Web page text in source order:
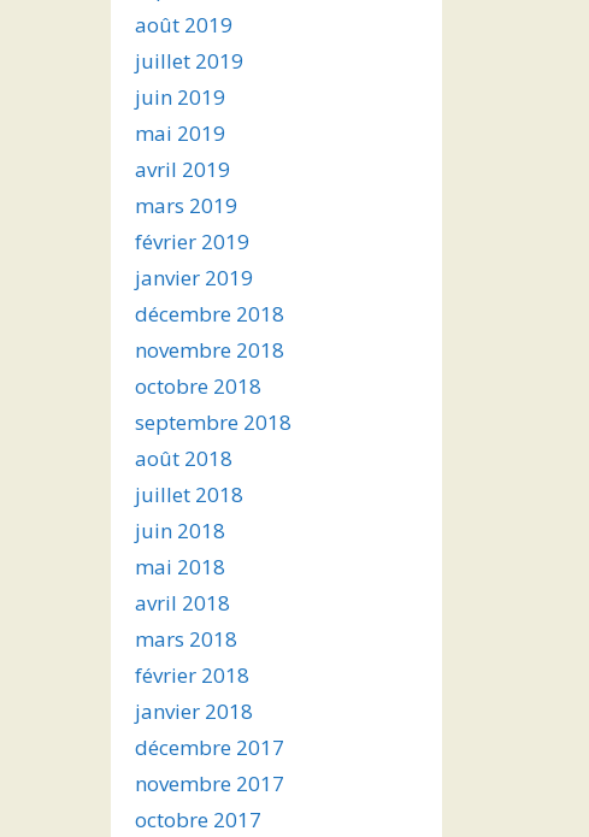
août 2019
juillet 2019
juin 2019
mai 2019
avril 2019
mars 2019
février 2019
janvier 2019
décembre 2018
novembre 2018
octobre 2018
septembre 2018
août 2018
juillet 2018
juin 2018
mai 2018
avril 2018
mars 2018
février 2018
janvier 2018
décembre 2017
novembre 2017
octobre 2017